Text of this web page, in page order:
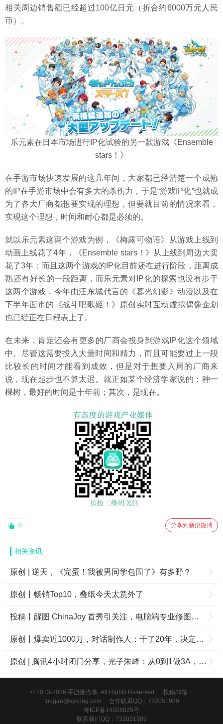
相关周边销售额已经超过100亿日元（折合约6000万元人民
币）。
乐元素在日本市场进行IP化试验的另一款游戏《Ensemble
stars！》
在手游市场快速发展的这几年间，大家都已经清楚一个成熟
的IP在手游市场中会有多大的杀伤力，于是“游戏IP化”也就成
为了各大厂商都想要实现的理想，但要就目前的情况来看，
实现这个理想，时间和耐心都是必须的。
就以乐元素这两个游戏为例，《梅露可物语》从游戏上线到
动画上线花了4年，《Ensemble stars！》从上线到周边大卖
花了3年；而且这两个游戏的IP化目前还在进行阶段，距离成
熟还有好长的一段距离，而乐元素对IP化的探索也没有步于
这两个游戏，今年由汪东城代言的《暮光幻影》动漫以及在
下半年面市的《战斗吧歌姬！》原创实时互动虚拟偶像企划
也已经正在日程表上了。
在未来，肯定还会有更多的厂商会投身到游戏IP化这个领域
中。尽管这需要投入大量时间和精力，而且可能要过上一段
比较长的时间才能看到成效，但是对于想要入局的厂商来
说，现在起步也不算太迟。就正如某个经济学家说的：种一
棵树，最好的时间是十年前；其次，是现在。
0 分享到新浪微博
相关资讯
原创 | 逆天，《完蛋！我被男同学包围了》有多野？
原创丨畅销Top10，叠纸今天太意外了
投稿丨醒图 ChinaJoy 首秀引关注，电脑端专业修图成摄影师新选择
原创丨爆卖近1000万，对话制作人：干了20年，决定在中国拼一把
原创 | 腾讯4小时闭门分享，光子朱峰：从0到1做3A，坚守长期主义
© 2013-2026 手游那点事, All Rights Reserved.
投稿邮箱：
tougao@sykong.com 合作联系QQ：732051989
粤ICP备14028825号
联系我们QQ：732051989